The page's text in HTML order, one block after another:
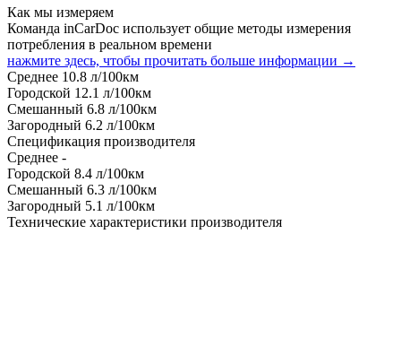
Как мы измеряем
Команда inCarDoc использует общие методы измерения
потребления в реальном времени
нажмите здесь, чтобы прочитать больше информации →
Среднее 10.8 л/100км
Городской 12.1 л/100км
Смешанный 6.8 л/100км
Загородный 6.2 л/100км
Спецификация производителя
Среднее -
Городской 8.4 л/100км
Смешанный 6.3 л/100км
Загородный 5.1 л/100км
Технические характеристики производителя